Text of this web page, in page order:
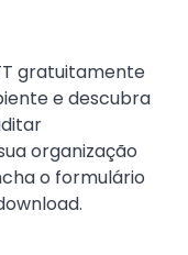
gratuitamente
e descubra
organização
o formulário